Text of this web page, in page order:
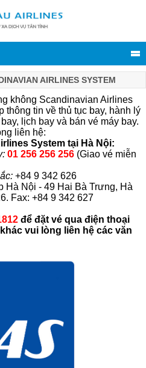
AIRLINES SYSTEM
không Scandinavian Airlines
thông tin về thủ tục bay, hành lý
lịch bay và bán vé máy bay.
liên hệ:
System tại Hà Nội:
01 256 256 256 (Giao vé miễn
+84 9 342 626
Hà Nội - 49 Hai Bà Trưng, Hà
Fax: +84 9 342 627
để đặt vé qua điện thoại
vui lòng liên hệ các văn